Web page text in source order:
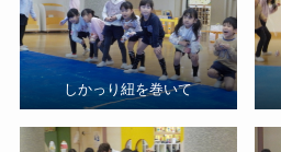
しかっり紐を巻いて